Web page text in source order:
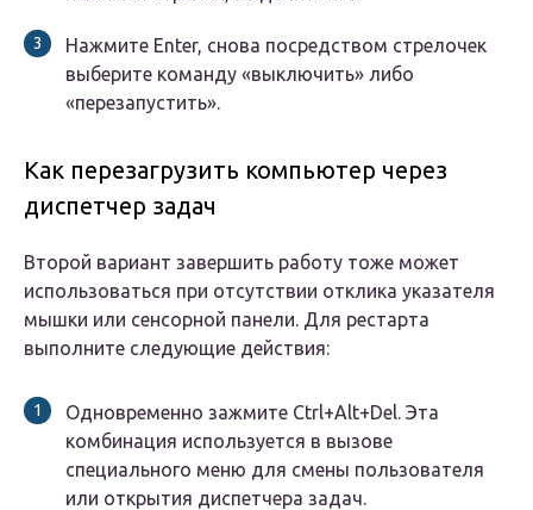
Нажмите Enter, снова посредством стрелочек
выберите команду «выключить» либо
«перезапустить».
Как перезагрузить компьютер через
диспетчер задач
Второй вариант завершить работу тоже может
использоваться при отсутствии отклика указателя
мышки или сенсорной панели. Для рестарта
выполните следующие действия:
Одновременно зажмите Ctrl+Alt+Del. Эта
комбинация используется в вызове
специального меню для смены пользователя
или открытия диспетчера задач.